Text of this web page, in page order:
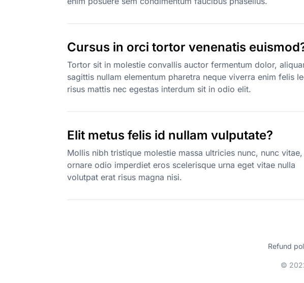
Cursus in orci tortor venenatis
Tortor sit in molestie convallis auctor fermentum dolor,
sagittis nullam elementum pharetra neque viverra enim felis
risus mattis nec egestas interdum sit in odio elit.
Elit metus felis id nullam vulputate?
Mollis nibh tristique molestie massa ultricies nunc, nunc
ornare odio imperdiet eros scelerisque urna eget vitae nulla
volutpat erat risus magna nisi.
Refund
©